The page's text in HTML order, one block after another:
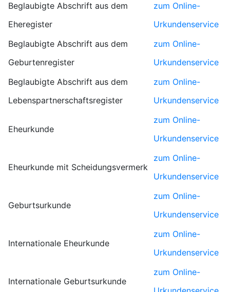
Beglaubigte Abschrift aus dem
Eheregister
zum Online-
Urkundenservice
Beglaubigte Abschrift aus dem
Geburtenregister
zum Online-
Urkundenservice
Beglaubigte Abschrift aus dem
Lebenspartnerschaftsregister
zum Online-
Urkundenservice
Eheurkunde
zum Online-
Urkundenservice
Eheurkunde mit Scheidungsvermerk
zum Online-
Urkundenservice
Geburtsurkunde
zum Online-
Urkundenservice
Internationale Eheurkunde
zum Online-
Urkundenservice
Internationale Geburtsurkunde
zum Online-